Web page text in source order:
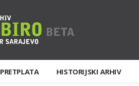
PRETPLATA HISTORIJSKI ARHIV